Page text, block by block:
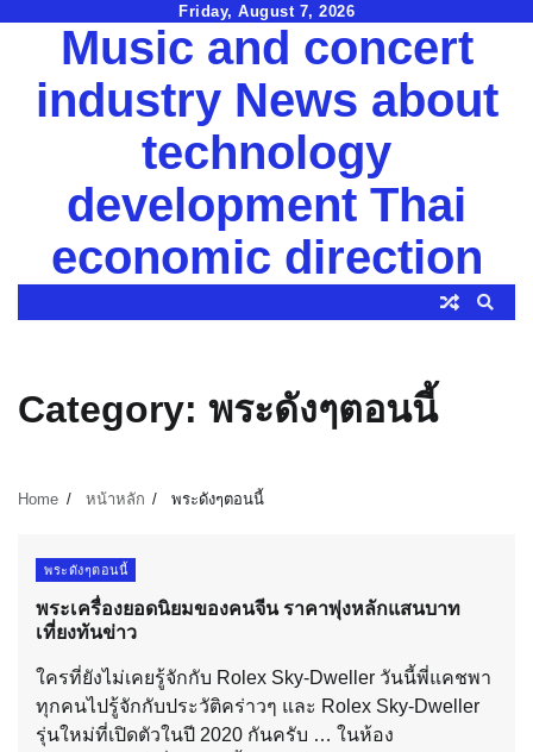
Friday, August 7, 2026
Music and concert
industry News about
technology
development Thai
economic direction
Category: พระดังๆตอนนี้
Home หน้าหลัก พระดังๆตอนนี้
พระดังๆตอนนี้
พระเครื่องยอดนิยมของคนจีน ราคาพุ่งหลักแสนบาท
เที่ยงทันข่าว
ใครที่ยังไม่เคยรู้จักกับ Rolex Sky-Dweller วันนี้พี่แคชพา
ทุกคนไปรู้จักกับประวัติคร่าวๆ และ Rolex Sky-Dweller
รุ่นใหม่ที่เปิดตัวในปี 2020 กันครับ … ในห้อง